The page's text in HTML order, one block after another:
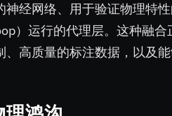
经网络、用于验证物理特
）运行的代理层。这种融合
高质量的标注数据，以及